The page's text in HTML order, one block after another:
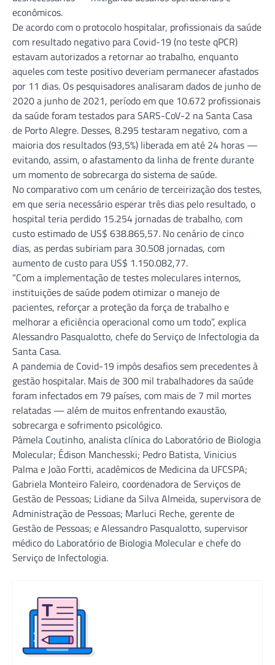
econômicos.
De acordo com o protocolo hospitalar, profissionais da saúde
com resultado negativo para Covid-19 (no teste qPCR)
estavam autorizados a retornar ao trabalho, enquanto
aqueles com teste positivo deveriam permanecer afastados
por 11 dias. Os pesquisadores analisaram dados de junho de
2020 a junho de 2021, período em que 10.672 profissionais
da saúde foram testados para SARS-CoV-2 na Santa Casa
de Porto Alegre. Desses, 8.295 testaram negativo, com a
maioria dos resultados (93,5%) liberada em até 24 horas —
evitando, assim, o afastamento da linha de frente durante
um momento de sobrecarga do sistema de saúde.
No comparativo com um cenário de terceirização dos testes,
em que seria necessário esperar três dias pelo resultado, o
hospital teria perdido 15.254 jornadas de trabalho, com
custo estimado de US$ 638.865,57. No cenário de cinco
dias, as perdas subiriam para 30.508 jornadas, com
aumento de custo para US$ 1.150.082,77.
“Com a implementação de testes moleculares internos,
instituições de saúde podem otimizar o manejo de
pacientes, reforçar a proteção da força de trabalho e
melhorar a eficiência operacional como um todo”, explica
Alessandro Pasqualotto, chefe do Serviço de Infectologia da
Santa Casa.
A pandemia de Covid-19 impôs desafios sem precedentes à
gestão hospitalar. Mais de 300 mil trabalhadores da saúde
foram infectados em 79 países, com mais de 7 mil mortes
relatadas — além de muitos enfrentando exaustão,
sobrecarga e sofrimento psicológico.
Pâmela Coutinho, analista clínica do Laboratório de Biologia
Molecular; Édison Manchesski; Pedro Batista, Vinicius
Palma e João Fortti, acadêmicos de Medicina da UFCSPA;
Gabriela Monteiro Faleiro, coordenadora de Serviços de
Gestão de Pessoas; Lidiane da Silva Almeida, supervisora de
Administração de Pessoas; Marluci Reche, gerente de
Gestão de Pessoas; e Alessandro Pasqualotto, supervisor
médico do Laboratório de Biologia Molecular e chefe do
Serviço de Infectologia.